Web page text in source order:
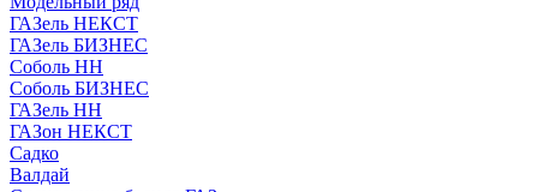
ГАЗель НЕКСТ
ГАЗель БИЗНЕС
Соболь НН
Соболь БИЗНЕС
ГАЗель НН
ГАЗон НЕКСТ
Садко
Валдай